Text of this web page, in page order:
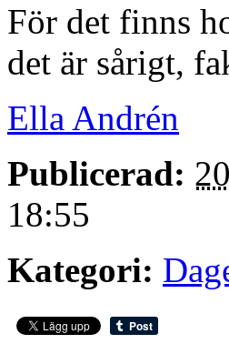
För det finns
det är sårigt,
Ella Andrén
Publicerad:
18:55
Kategori: